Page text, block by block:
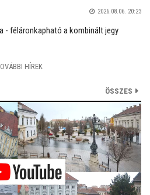
2026.08.06. 20:23
- féláronkapható a kombinált jegy
HÍREK
ÖSSZES